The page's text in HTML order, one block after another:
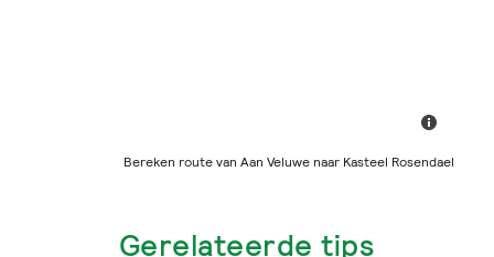
Bereken route van Aan Veluwe naar Kasteel Rosendael
Gerelateerde tips